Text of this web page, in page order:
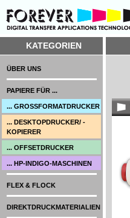
KATEGORIEN
ÜBER UNS
PAPIERE FÜR ...
... GROSSFORMATDRUCKER
... DESKTOPDRUCKER/ -
KOPIERER
... OFFSETDRUCKER
... HP-INDIGO-MASCHINEN
FLEX & FLOCK
DIREKTDRUCKMATERIALIEN